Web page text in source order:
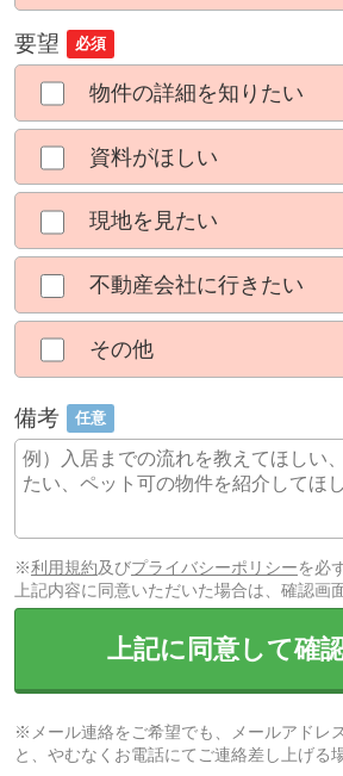
要望 必須
物件の詳細を知りたい
資料がほしい
現地を見たい
不動産会社に行きたい
その他
備考 任意
※利用規約及びプライバシーポリシーを必
上記内容に同意いただいた場合は、確認画
上記に同意して確
※メール連絡をご希望でも、メールアドレ
と、やむなくお電話にてご連絡差し上げる